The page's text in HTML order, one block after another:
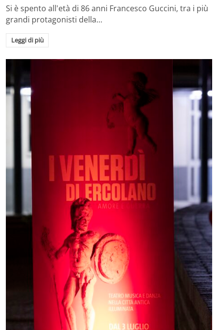
Si è spento all'età di 86 anni Francesco Guccini, tra i più
grandi protagonisti della…
Leggi di più